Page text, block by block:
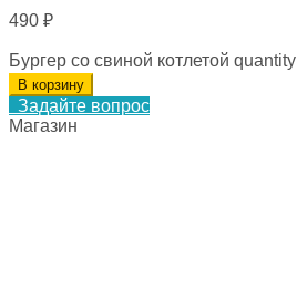
490 ₽
Бургер со свиной котлетой quantity
В корзину
Задайте вопрос
Магазин